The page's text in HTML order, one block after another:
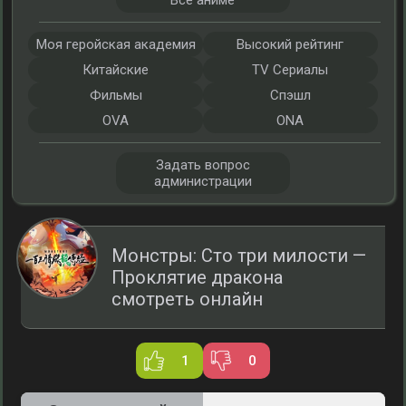
Монстры: Сто три милости —
Проклятие дракона
смотреть онлайн
1 0
Моя геройская академия
Высокий рейтинг
Китайские
TV Сериалы
Фильмы
Спэшл
OVA
ONA
Задать вопрос
администрации